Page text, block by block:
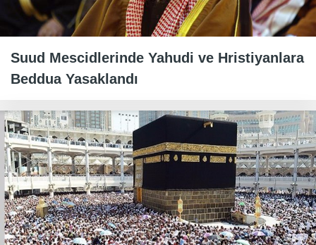
Suud Mescidlerinde Yahudi ve Hristiyanlara
Beddua Yasaklandı